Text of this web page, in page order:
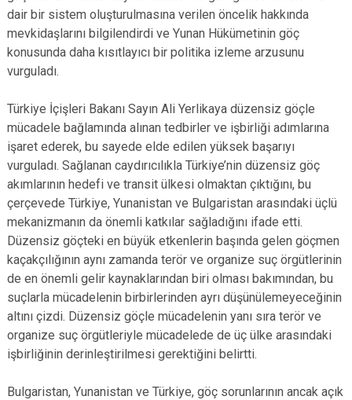
dair bir sistem oluşturulmasına verilen öncelik hakkında
mevkidaşlarını bilgilendirdi ve Yunan Hükümetinin göç
konusunda daha kısıtlayıcı bir politika izleme arzusunu
vurguladı.
Türkiye İçişleri Bakanı Sayın Ali Yerlikaya düzensiz göçle
mücadele bağlamında alınan tedbirler ve işbirliği adımlarına
işaret ederek, bu sayede elde edilen yüksek başarıyı
vurguladı. Sağlanan caydırıcılıkla Türkiye’nin düzensiz göç
akımlarının hedefi ve transit ülkesi olmaktan çıktığını, bu
çerçevede Türkiye, Yunanistan ve Bulgaristan arasındaki üçlü
mekanizmanın da önemli katkılar sağladığını ifade etti.
Düzensiz göçteki en büyük etkenlerin başında gelen göçmen
kaçakçılığının aynı zamanda terör ve organize suç örgütlerinin
de en önemli gelir kaynaklarından biri olması bakımından, bu
suçlarla mücadelenin birbirlerinden ayrı düşünülemeyeceğinin
altını çizdi. Düzensiz göçle mücadelenin yanı sıra terör ve
organize suç örgütleriyle mücadelede de üç ülke arasındaki
işbirliğinin derinleştirilmesi gerektiğini belirtti.
Bulgaristan, Yunanistan ve Türkiye, göç sorunlarının ancak açık